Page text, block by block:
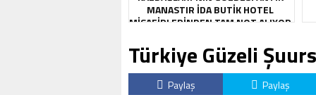
MANASTIR İDA BUTIK HOTEL
MISAFIRLERINDEN TAM NOT ALIYOR
Türkiye Güzeli
Paylaş Paylaş